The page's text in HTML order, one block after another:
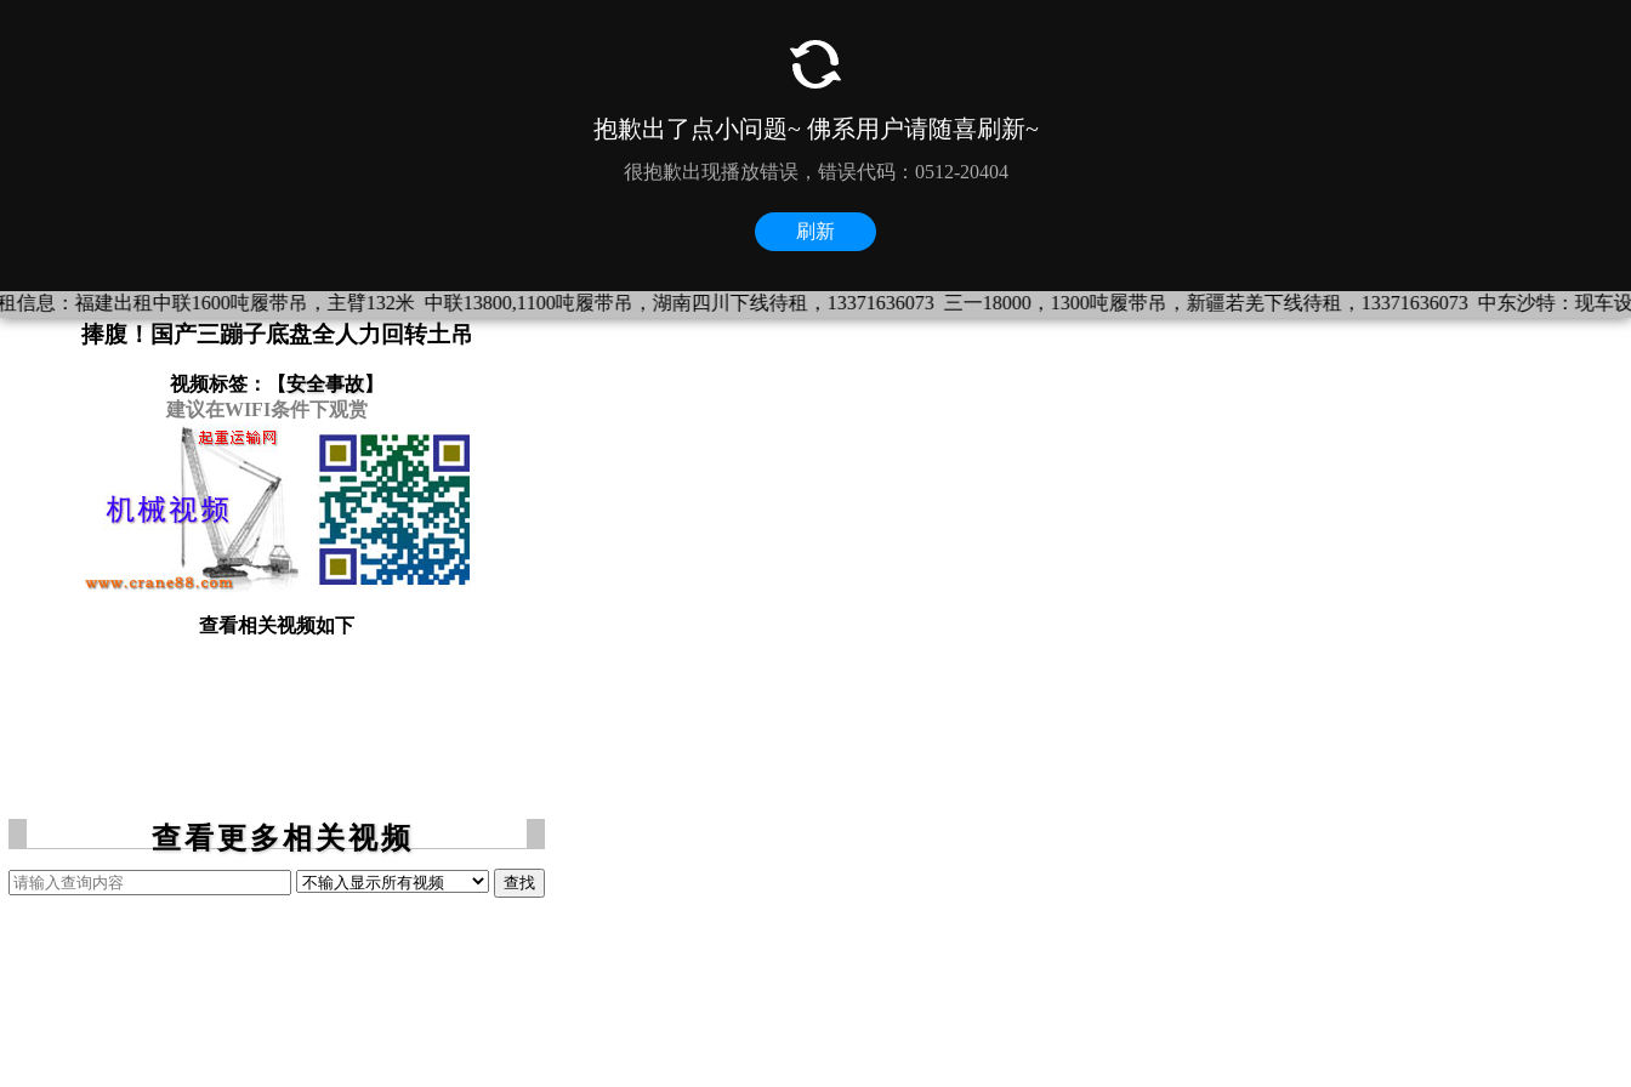
息： 福建出租中联1600吨履带吊，主臂132米 中联13800,1100吨履带吊，湖南四川下线待租，13371636073 三一18000，1300吨履带吊，新疆若羌下线待租，13371636073 中东沙特：现车设
捧腹！国产三蹦子底盘全人力回转土吊
视频标签：【安全事故】
建议在WIFI条件下观赏
查看相关视频如下
查看更多相关视频